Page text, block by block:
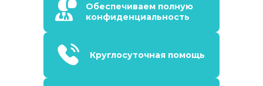
Обеспечиваем полную
конфиденциальность
Круглосуточная помощь